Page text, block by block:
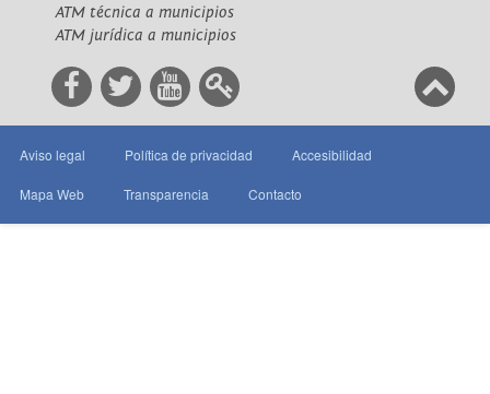
ATM técnica a municipios
ATM jurídica a municipios
Aviso legal Política de privacidad Accesibilidad
Mapa Web Transparencia Contacto